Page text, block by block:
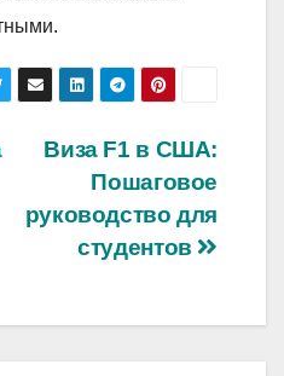
Виза F1 в США:
Пошаговое
руководство для
студентов